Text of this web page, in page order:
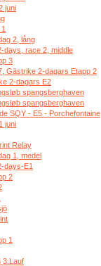
juni
2, lång
days, race 2, middle
3
Gästrike 2-dagars Etapp 2
2-dagars E2
spangsberghaven
spangsberghaven
SQY - E5 - Porchefontaine
juni
Relay
1, medel
days-E1
2
1
3.Lauf